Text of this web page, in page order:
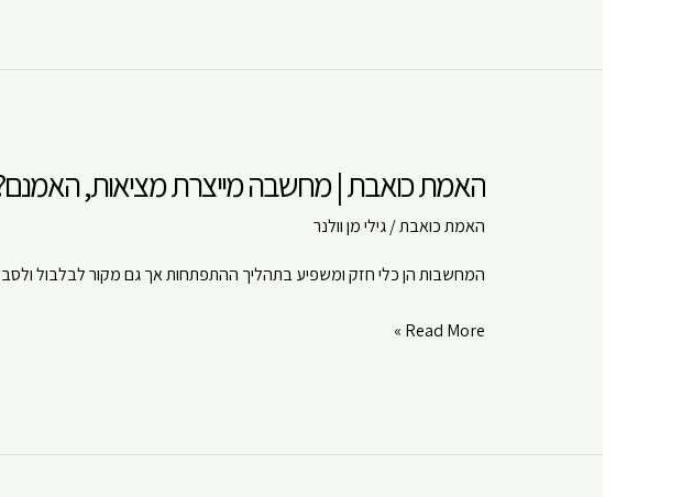
מייצרת
פרק
האמת כואבת | מחשבה מייצרת מציאות, האמנם?
האמת כואבת/גילי מן וולנר
המחשבות הן כלי חזק ומשפיע בתהליך ההתפתחות אך גם מקור לבלבול
האמת
מייצרת
Read More »